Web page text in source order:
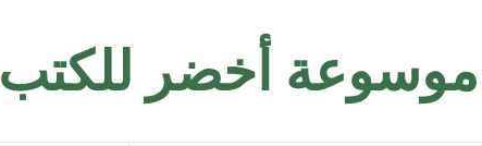
موسوعة أخضر للكتب